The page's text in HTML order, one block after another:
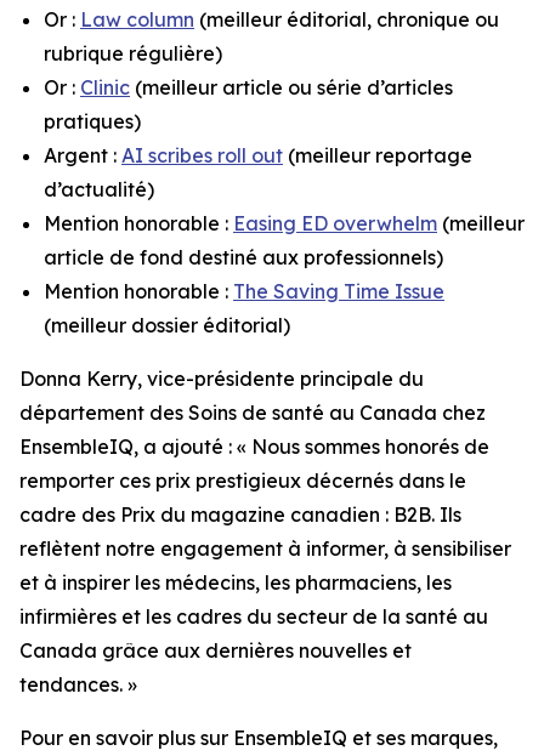
Or : Law column (meilleur éditorial, chronique ou
rubrique régulière)
Or : Clinic (meilleur article ou série d’articles
pratiques)
Argent : AI scribes roll out (meilleur reportage
d’actualité)
Mention honorable : Easing ED overwhelm (meilleur
article de fond destiné aux professionnels)
Mention honorable : The Saving Time Issue
(meilleur dossier éditorial)
Donna Kerry, vice-présidente principale du
département des Soins de santé au Canada chez
EnsembleIQ, a ajouté : « Nous sommes honorés de
remporter ces prix prestigieux décernés dans le
cadre des Prix du magazine canadien : B2B. Ils
reflètent notre engagement à informer, à sensibiliser
et à inspirer les médecins, les pharmaciens, les
infirmières et les cadres du secteur de la santé au
Canada grâce aux dernières nouvelles et
tendances. »
Pour en savoir plus sur EnsembleIQ et ses marques,